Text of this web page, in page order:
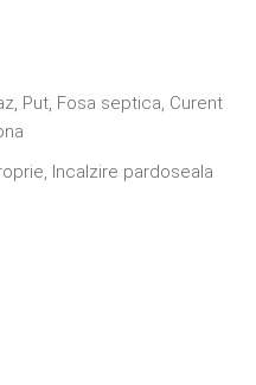
Put, Fosa septica, Curent
Incalzire pardoseala